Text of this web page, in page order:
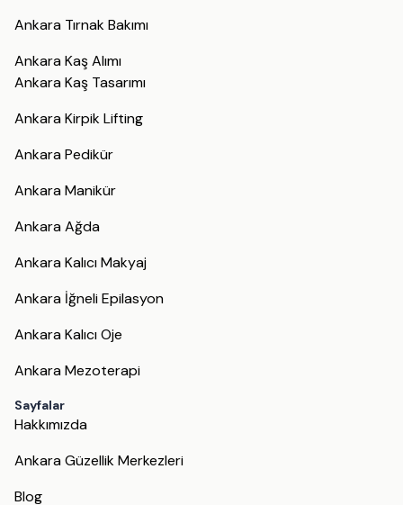
Ankara Tırnak Bakımı
Ankara Kaş Alımı
Ankara Kaş Tasarımı
Ankara Kirpik Lifting
Ankara Pedikür
Ankara Manikür
Ankara Ağda
Ankara Kalıcı Makyaj
Ankara İğneli Epilasyon
Ankara Kalıcı Oje
Ankara Mezoterapi
Sayfalar
Hakkımızda
Ankara Güzellik Merkezleri
Blog